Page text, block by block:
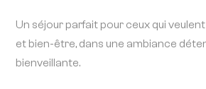
Un séjour parfait pour ceux qui
et bien-être, dans une ambiance
bienveillante.